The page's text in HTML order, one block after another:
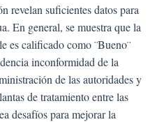
revelan suficientes datos para
En general, se muestra que la
es calificado como ¨Bueno¨
inconformidad de la
de las autoridades y
de tratamiento entre las
desafíos para mejorar la